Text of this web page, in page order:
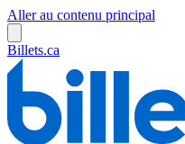
Aller au contenu principal
Billets.ca